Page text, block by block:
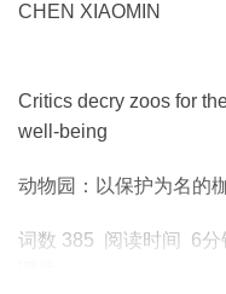
CHEN XIAOMIN
Critics decry zoos for
well-being
动物园：以保护为名的
词数 385 阅读时间 6